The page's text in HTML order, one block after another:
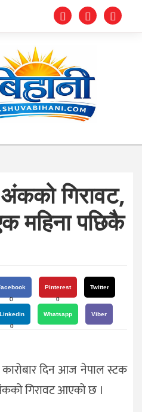
अंकको गिरावट,
महिना पछिकै
0
Pinterest
0
Twitter
Linkedin
0
Whatsapp Viber
कारोबार दिन आज नेपाल स्टक
गिरावट आएको छ ।